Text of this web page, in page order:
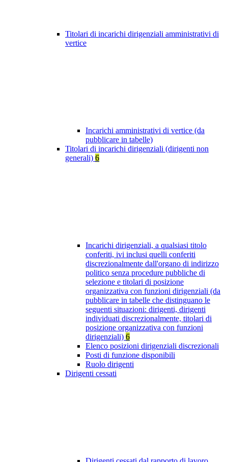
Titolari di incarichi dirigenziali amministrativi di
vertice
Incarichi amministrativi di vertice (da
pubblicare in tabelle)
Titolari di incarichi dirigenziali (dirigenti non
generali) 6
Incarichi dirigenziali, a qualsiasi titolo
conferiti, ivi inclusi quelli conferiti
discrezionalmente dall'organo di indirizzo
politico senza procedure pubbliche di
selezione e titolari di posizione
organizzativa con funzioni dirigenziali (da
pubblicare in tabelle che distinguano le
seguenti situazioni: dirigenti, dirigenti
individuati discrezionalmente, titolari di
posizione organizzativa con funzioni
dirigenziali) 6
Elenco posizioni dirigenziali discrezionali
Posti di funzione disponibili
Ruolo dirigenti
Dirigenti cessati